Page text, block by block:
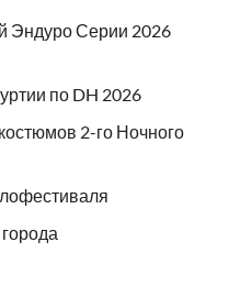
Эндуро Серии 2026
по DH 2026
2-го Ночного